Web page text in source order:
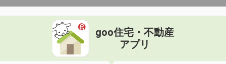
goo住宅・不動産
アプリ